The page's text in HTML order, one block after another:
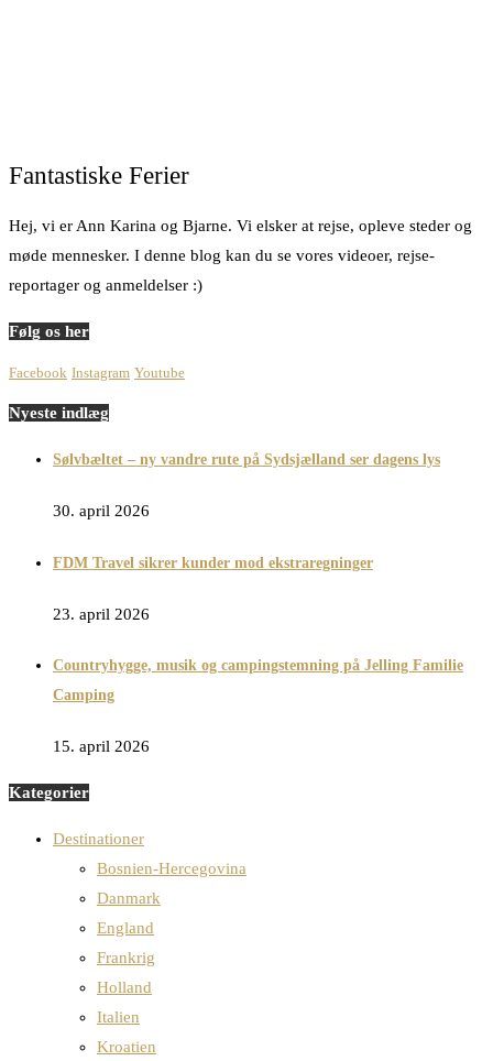
Fantastiske Ferier
Hej, vi er Ann Karina og Bjarne. Vi elsker at rejse, opleve steder og
møde mennesker. I denne blog kan du se vores videoer, rejse-
reportager og anmeldelser :)
Følg os her
Facebook Instagram Youtube
Nyeste indlæg
Sølvbæltet – ny vandre rute på Sydsjælland ser dagens lys
30. april 2026
FDM Travel sikrer kunder mod ekstraregninger
23. april 2026
Countryhygge, musik og campingstemning på Jelling Familie
Camping
15. april 2026
Kategorier
Destinationer
Bosnien-Hercegovina
Danmark
England
Frankrig
Holland
Italien
Kroatien